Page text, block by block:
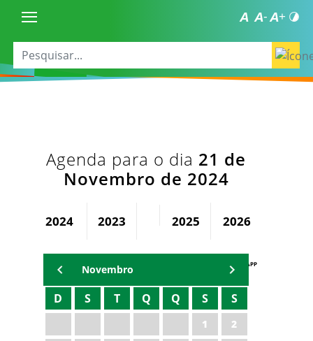
Agenda para o dia 21 de
Novembro de 2024
2024 2023 2025 2026
AGENDA PAPP
Novembro
D S T Q Q S S
1
2